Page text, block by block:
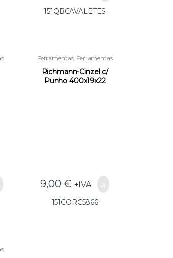
151QBCAVALETES
Ferramentas, Ferramentas
Construção,Outras
Ferramentas
Richmann-Cinzel c/
Punho 400x19x22
9,00 € +IVA
151CORC5866